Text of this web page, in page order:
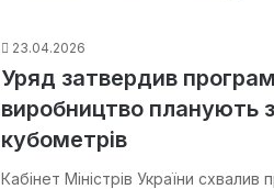
23.04.2026
Уряд затвердив
виробництво планують
кубометрів
Кабінет Міністрів України